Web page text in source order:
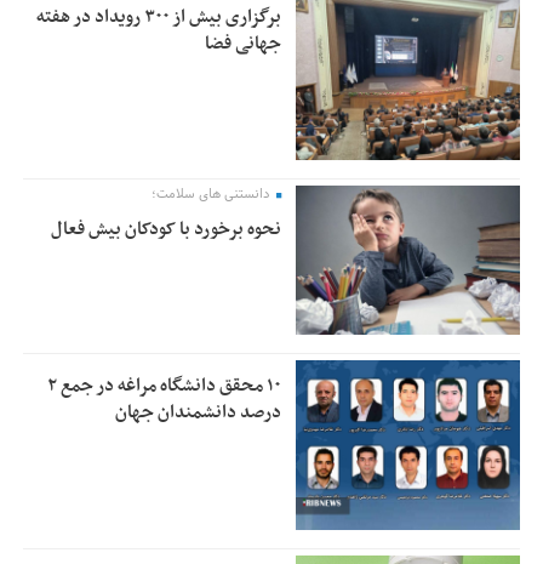
برگزاری بیش از ۳۰۰ رویداد در هفته
جهانی فضا
دانستنی های سلامت؛
نحوه برخورد با کودکان بیش فعال
۱۰ محقق دانشگاه مراغه در جمع ۲
درصد دانشمندان جهان